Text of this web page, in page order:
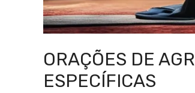
ORAÇÕES DE
ESPECÍFICAS